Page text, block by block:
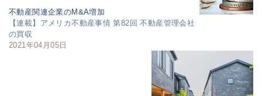
不動産関連企業のM&A増加
【連載】アメリカ不動産事情 第82回 不動産管理会社
の買収
2021年04月05日